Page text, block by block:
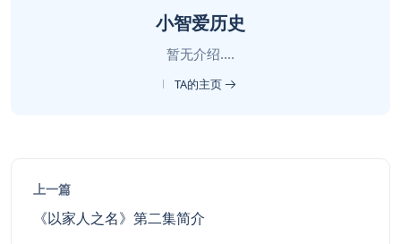
小智爱历史
暂无介绍....
TA的主页
上一篇
《以家人之名》第二集简介